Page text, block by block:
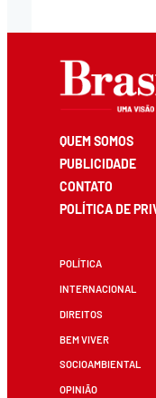
QUEM SOMOS
PUBLICIDADE
CONTATO
POLÍTICA DE
POLÍTICA
INTERNACIONAL
DIREITOS
BEM VIVER
SOCIOAMBIENTAL
OPINIÃO